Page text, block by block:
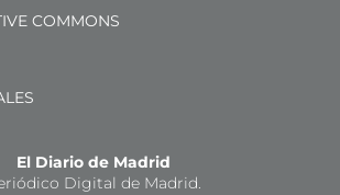
COMMONS
El Diario de Madrid
Digital de Madrid.